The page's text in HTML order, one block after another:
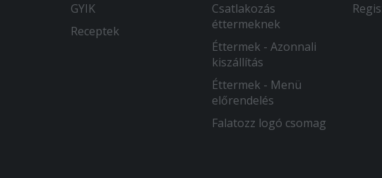
GYIK
Receptek
Csatlakozás
éttermeknek
Éttermek - Azonnali
kiszállítás
Éttermek - Menü
előrendelés
Falatozz logó csomag